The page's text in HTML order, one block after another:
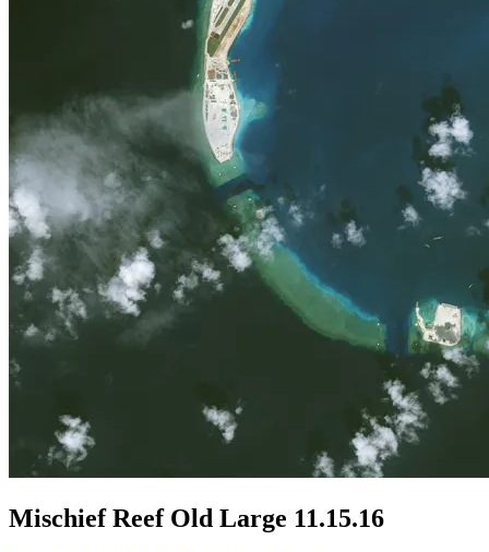
Mischief Reef Old Large 11.15.16